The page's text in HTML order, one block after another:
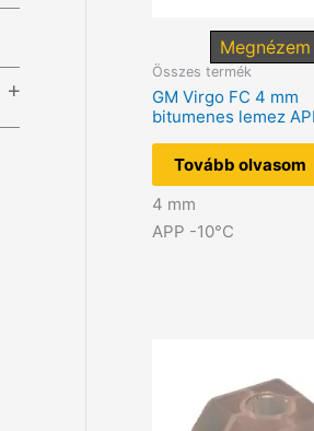
Megnézem
Összes termék
GM Virgo FC 4 mm
bitumenes lemez
Tovább olvasom
4 mm
APP -10°C